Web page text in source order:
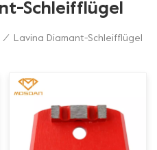
Schleifflügel
/ Lavina Diamant-Schleifflügel